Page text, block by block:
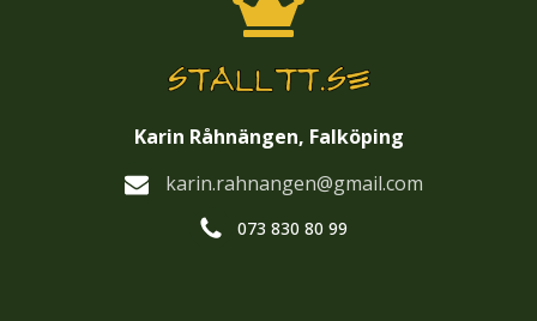
Karin Råhnängen, Falköping
karin.rahnangen@gmail.com
073 830 80 99